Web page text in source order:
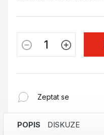
Zeptat se
POPIS DISKUZE